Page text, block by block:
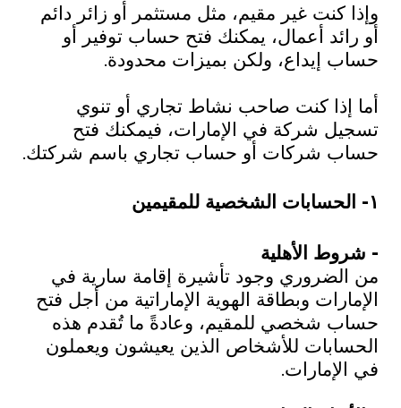
وإذا كنت غير مقيم، مثل مستثمر أو زائر دائم
أو رائد أعمال، يمكنك فتح حساب توفير أو
حساب إيداع، ولكن بميزات محدودة.
أما إذا كنت صاحب نشاط تجاري أو تنوي
تسجيل شركة في الإمارات، فيمكنك فتح
حساب شركات أو حساب تجاري باسم شركتك.
١- الحسابات الشخصية للمقيمين
- شروط الأهلية
من الضروري وجود تأشيرة إقامة سارية في
الإمارات وبطاقة الهوية الإماراتية من أجل فتح
حساب شخصي للمقيم، وعادةً ما تُقدم هذه
الحسابات للأشخاص الذين يعيشون ويعملون
في الإمارات.